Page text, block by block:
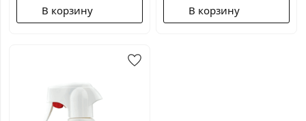
В корзину В корзину